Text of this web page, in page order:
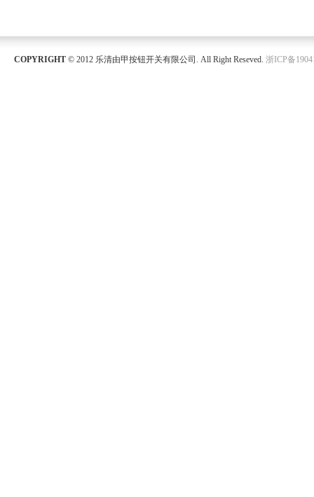
COPYRIGHT © 2012 乐清由甲按钮开关有限公司. All Right Reseved. 浙ICP备